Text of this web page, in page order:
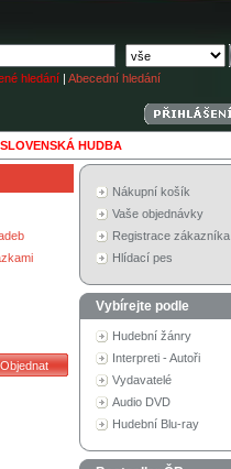
hledání | Abecední hledání
HUDBA
Nákupní košík
Vaše objednávky
Registrace zákazníka
Hlídací pes
Vybírejte podle
Hudební žánry
Interpreti - Autoři
Vydavatelé
Audio DVD
Hudební Blu-ray